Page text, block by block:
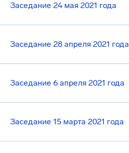
Заседание 24 мая 2021 года
Заседание 28 апреля 2021 года
Заседание 6 апреля 2021 года
Заседание 15 марта 2021 года